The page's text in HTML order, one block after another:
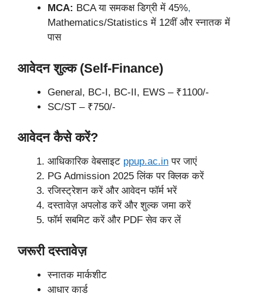
MCA: BCA या समकक्ष डिग्री में 45%,
Mathematics/Statistics में 12वीं और स्नातक में
पास
आवेदन शुल्क (Self-Finance)
General, BC-I, BC-II, EWS – ₹1100/-
SC/ST – ₹750/-
आवेदन कैसे करें?
आधिकारिक वेबसाइट ppup.ac.in पर जाएं
PG Admission 2025 लिंक पर क्लिक करें
रजिस्ट्रेशन करें और आवेदन फॉर्म भरें
दस्तावेज़ अपलोड करें और शुल्क जमा करें
फॉर्म सबमिट करें और PDF सेव कर लें
जरूरी दस्तावेज़
स्नातक मार्कशीट
आधार कार्ड